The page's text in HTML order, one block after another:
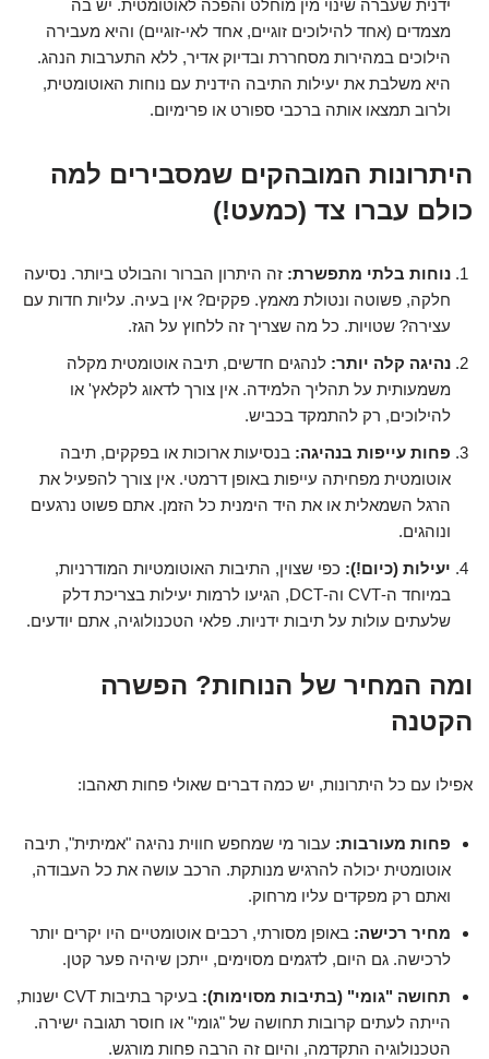
ידנית שעברה שינוי מין מוחלט והפכה לאוטומטית. יש בה
מצמדים (אחד להילוכים זוגיים, אחד לאי-זוגיים) והיא מעבירה
הילוכים במהירות מסחררת ובדיוק אדיר, ללא התערבות הנהג.
היא משלבת את יעילות התיבה הידנית עם נוחות האוטומטית,
ולרוב תמצאו אותה ברכבי ספורט או פרימיום.
היתרונות המובהקים שמסבירים למה
כולם עברו צד (כמעט!)
נוחות בלתי מתפשרת: זה היתרון הברור והבולט ביותר. נסיעה
חלקה, פשוטה ונטולת מאמץ. פקקים? אין בעיה. עליות חדות עם
עצירה? שטויות. כל מה שצריך זה ללחוץ על הגז.
נהיגה קלה יותר: לנהגים חדשים, תיבה אוטומטית מקלה
משמעותית על תהליך הלמידה. אין צורך לדאוג לקלאץ' או
להילוכים, רק להתמקד בכביש.
פחות עייפות בנהיגה: בנסיעות ארוכות או בפקקים, תיבה
אוטומטית מפחיתה עייפות באופן דרמטי. אין צורך להפעיל את
הרגל השמאלית או את היד הימנית כל הזמן. אתם פשוט נרגעים
ונוהגים.
יעילות (כיום!): כפי שצוין, התיבות האוטומטיות המודרניות,
במיוחד ה-CVT וה-DCT, הגיעו לרמות יעילות בצריכת דלק
שלעתים עולות על תיבות ידניות. פלאי הטכנולוגיה, אתם יודעים.
ומה המחיר של הנוחות? הפשרה
הקטנה
אפילו עם כל היתרונות, יש כמה דברים שאולי פחות תאהבו:
פחות מעורבות: עבור מי שמחפש חווית נהיגה "אמיתית", תיבה
אוטומטית יכולה להרגיש מנותקת. הרכב עושה את כל העבודה,
ואתם רק מפקדים עליו מרחוק.
מחיר רכישה: באופן מסורתי, רכבים אוטומטיים היו יקרים יותר
לרכישה. גם היום, לדגמים מסוימים, ייתכן שיהיה פער קטן.
תחושה "גומי" (בתיבות מסוימות):
בעיקר בתיבות CVT ישנות,
הייתה לעתים קרובות תחושה של "גומי" או חוסר תגובה ישירה.
הטכנולוגיה התקדמה, והיום זה הרבה פחות מורגש.